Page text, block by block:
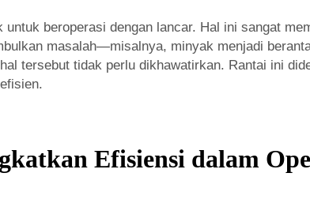
beroperasi dengan lancar. Hal ini sangat
masalah—misalnya, minyak menjadi
tersebut tidak perlu dikhawatirkan. Rantai ini
Efisiensi dalam